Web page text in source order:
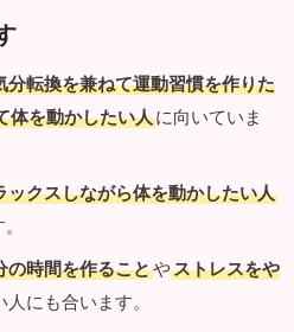
分転換を兼ねて運動習慣を作りた
体を動かしたい人に向いていま
ックスしながら体を動かしたい人
の時間を作ることやストレスをや
にも合います。